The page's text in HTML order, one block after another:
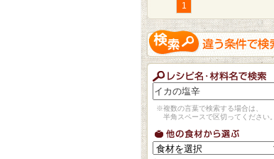
1
※複数の言葉で検索する場合は、
半角スペースで区切ってください。